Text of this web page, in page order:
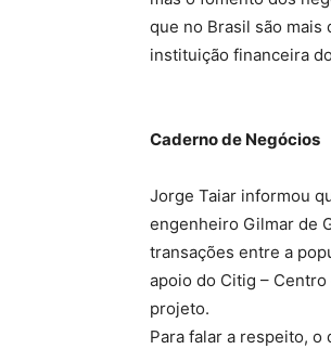
que no Brasil são
instituição financeira
Caderno de Negócios
Jorge Taiar informou
engenheiro Gilmar de
transações entre a
apoio do Citig –
projeto.
Para falar a respeito,